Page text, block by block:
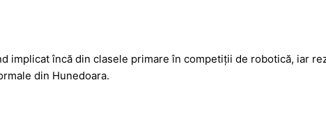
implicat încă din clasele primare în competiții de robotică, iar
din Hunedoara.